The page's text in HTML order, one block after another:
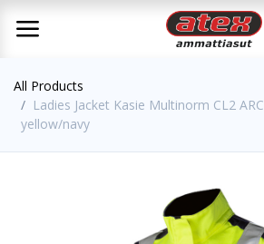
All Products
Ladies Jacket Kasie Multinorm CL2
yellow/navy